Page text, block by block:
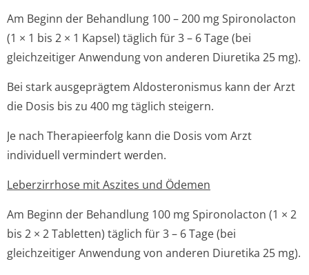
Am Beginn der Behandlung 100 – 200 mg Spironolacton
(1 × 1 bis 2 × 1 Kapsel) täglich für 3 – 6 Tage (bei
gleichzeitiger Anwendung von anderen Diuretika 25 mg).
Bei stark ausgeprägtem Aldosteronismus kann der Arzt
die Dosis bis zu 400 mg täglich steigern.
Je nach Therapieerfolg kann die Dosis vom Arzt
individuell vermindert werden.
Leberzirrhose mit Aszites und Ödemen
Am Beginn der Behandlung 100 mg Spironolacton (1 × 2
bis 2 × 2 Tabletten) täglich für 3 – 6 Tage (bei
gleichzeitiger Anwendung von anderen Diuretika 25 mg).